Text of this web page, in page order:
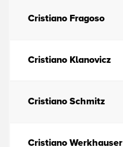
Cristiano Fragoso
Cristiano Klanovicz
Cristiano Schmitz
Cristiano Werkhauser